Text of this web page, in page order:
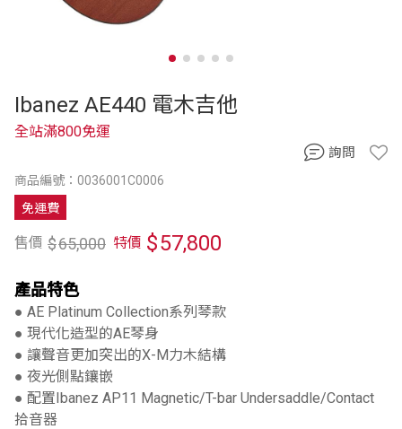
Ibanez AE440 電木吉他
商品編號：0036001C0006
全站滿800免運
免運費
售價 $65,000 特價 $57,800
產品特色
● AE Platinum Collection系列琴款
● 現代化造型的AE琴身
● 讓聲音更加突出的X-M力木結構
● 夜光側點鑲嵌
● 配置Ibanez AP11 Magnetic/T-bar Undersaddle/Contact
拾音器
詢問